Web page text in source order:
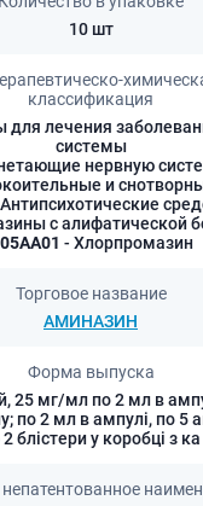
10 шт
классификация
для лечения
системы
нервную
и
с алифатической
- Хлорпромазин
Торговое название
АМИНАЗИН
Форма выпуска
25 мг/мл по 2 мл в
по 2 мл в ампулі, по 5
2 блістери у коробці з ка